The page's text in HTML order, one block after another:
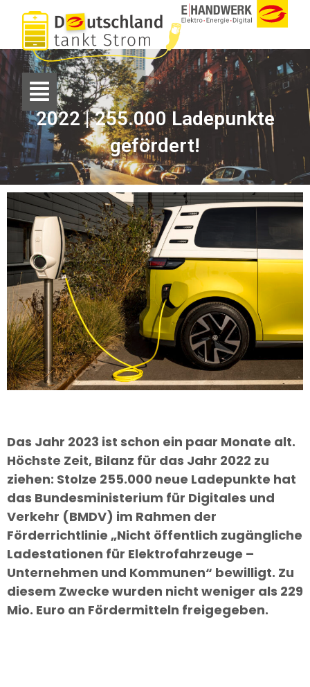
2022 | 255.000 Ladepunkte
gefördert!
Das Jahr 2023 ist schon ein paar Monate alt.
Höchste Zeit, Bilanz für das Jahr 2022 zu
ziehen: Stolze 255.000 neue Ladepunkte hat
das Bundesministerium für Digitales und
Verkehr (BMDV) im Rahmen der
Förderrichtlinie „Nicht öffentlich zugängliche
Ladestationen für Elektrofahrzeuge –
Unternehmen und Kommunen“ bewilligt. Zu
diesem Zwecke wurden nicht weniger als 229
Mio. Euro an Fördermitteln freigegeben.